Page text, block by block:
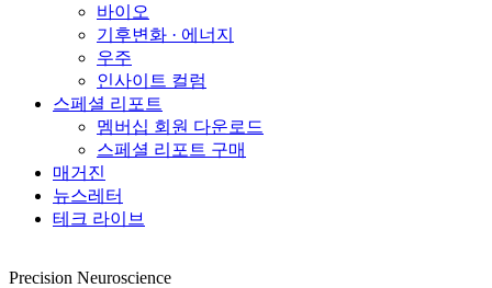
바이오
기후변화 · 에너지
우주
인사이트 컬럼
스페셜 리포트
멤버십 회원 다운로드
스페셜 리포트 구매
매거진
뉴스레터
테크 라이브
Precision Neuroscience